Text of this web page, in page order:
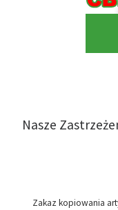
Nasze
Zakaz kopiowania